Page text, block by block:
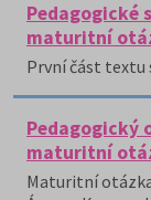
maturitní
První část textu
Pedagogický
maturitní
Maturitní